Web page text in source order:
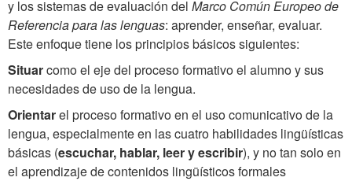
y los sistemas de evaluación del Marco Común Europeo de
Referencia para las lenguas: aprender, enseñar, evaluar.
Este enfoque tiene los principios básicos siguientes:
Situarcomo el eje del proceso formativo el alumno y sus
necesidades de uso de la lengua.
Orientarel proceso formativo en el uso comunicativo de la
lengua, especialmente en las cuatro habilidades lingüísticas
básicas (escuchar, hablar, leer y escribir), y no tan solo en
el aprendizaje de contenidos lingüísticos formales